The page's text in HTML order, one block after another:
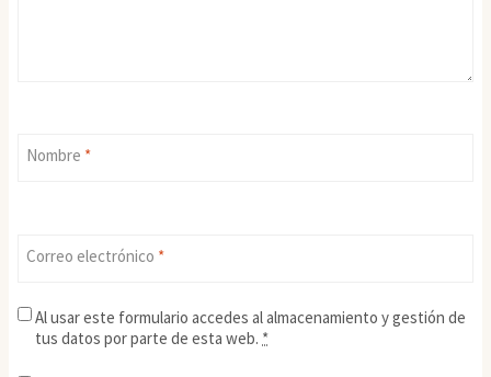
Nombre *
Correo electrónico *
Al usar este formulario accedes al almacenamiento y gestión de
tus datos por parte de esta web. *